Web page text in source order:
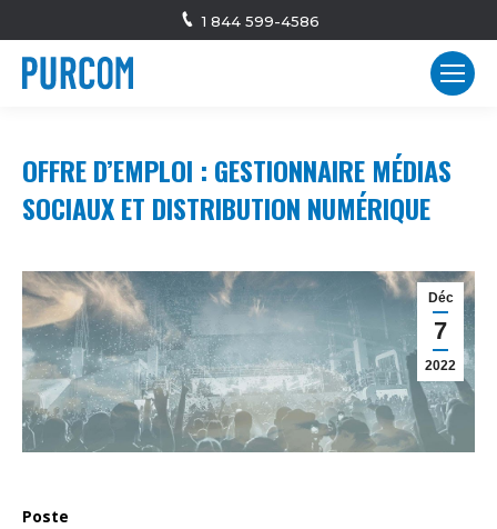
1 844 599-4586
OFFRE D’EMPLOI : GESTIONNAIRE MÉDIAS
SOCIAUX ET DISTRIBUTION NUMÉRIQUE
Déc
7
2022
Poste